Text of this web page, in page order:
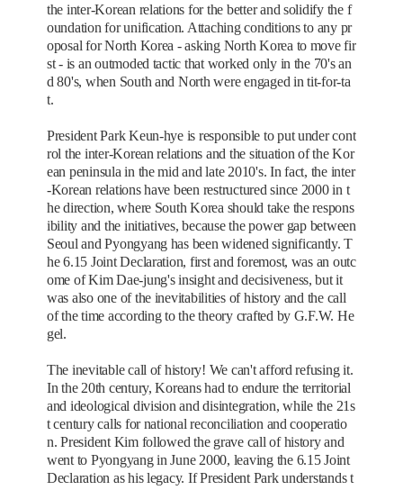
the inter-Korean relations for the better and solidify the f
oundation for unification. Attaching conditions to any pr
oposal for North Korea - asking North Korea to move fir
st - is an outmoded tactic that worked only in the 70's an
d 80's, when South and North were engaged in tit-for-ta
t.
President Park Keun-hye is responsible to put under cont
rol the inter-Korean relations and the situation of the Kor
ean peninsula in the mid and late 2010's. In fact, the inter
-Korean relations have been restructured since 2000 in t
he direction, where South Korea should take the respons
ibility and the initiatives, because the power gap between
Seoul and Pyongyang has been widened significantly. T
he 6.15 Joint Declaration, first and foremost, was an outc
ome of Kim Dae-jung's insight and decisiveness, but it
was also one of the inevitabilities of history and the call
of the time according to the theory crafted by G.F.W. He
gel.
The inevitable call of history! We can't afford refusing it.
In the 20th century, Koreans had to endure the territorial
and ideological division and disintegration, while the 21s
t century calls for national reconciliation and cooperatio
n. President Kim followed the grave call of history and
went to Pyongyang in June 2000, leaving the 6.15 Joint
Declaration as his legacy. If President Park understands t